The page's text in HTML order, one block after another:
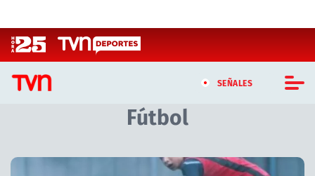
SEÑALES
CASTING MASTERCHEF CHILE
CASTING TVN VERTICAL
Fútbol
Artículos relacionados con Fútbol